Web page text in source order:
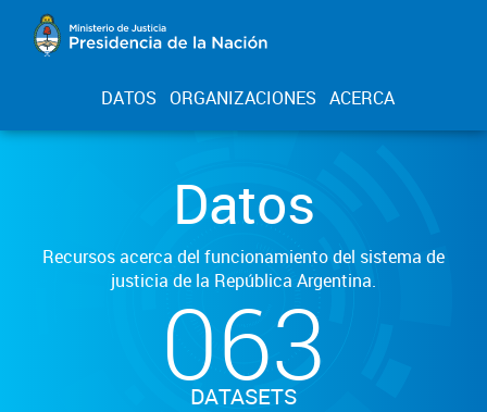
DATOS ORGANIZACIONES ACERCA
Datos
Recursos acerca del funcionamiento del sistema de
justicia de la República Argentina.
063
DATASETS